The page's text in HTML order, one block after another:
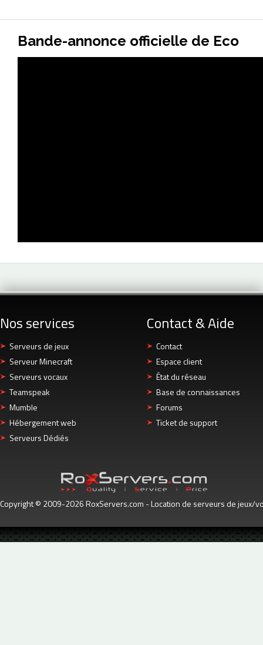
Bande-annonce officielle de Eco
Nos services
Serveurs de jeux
Serveur Minecraft
Serveurs vocaux
Teamspeak
Mumble
Hébergement web
Serveurs Dédiés
Contact & Aide
Contact
Espace client
État du réseau
Base de connaissances
Forums
Ticket de support
Copyright © 2009-2026 RoxServers.com - Location de serveurs de jeux/